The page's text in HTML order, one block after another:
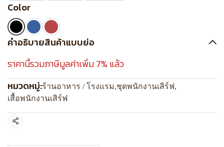
Color
คำอธิบายสินค้าแบบย่อ
ราคานี้รวมภาษีมูลค่าเพิ่ม 7% แล้ว
หมวดหมู่:ร้านอาหาร / โรงแรม,ชุดพนักงานเสิร์ฟ,
เสื้อพนักงานเสิร์ฟ
แชร์